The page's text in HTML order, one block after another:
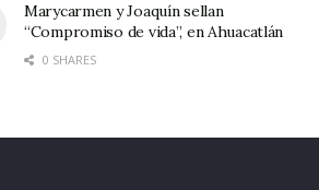
Marycarmen y Joaquín sellan
“Compromiso de vida”, en Ahuacatlán
0 SHARES